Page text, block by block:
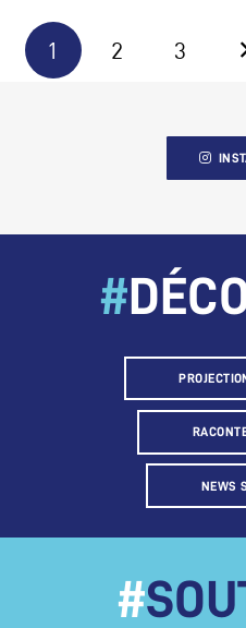
1 2 3
#
NEWS
#